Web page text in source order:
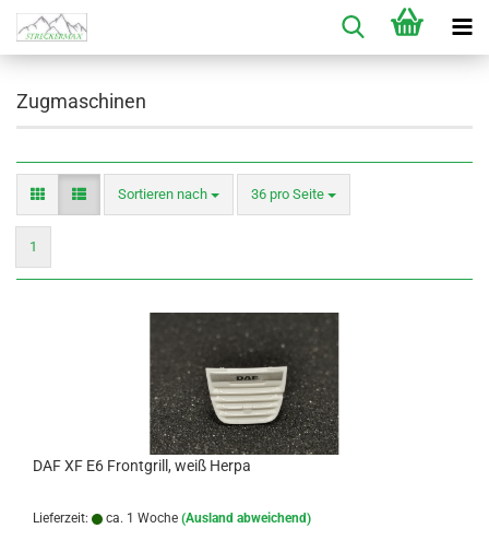
Zugmaschinen
Sortieren nach
Sortieren nach 36 pro Seite
pro Seite
1
DAF XF E6 Frontgrill, weiß Herpa
Lieferzeit: ca. 1 Woche (Ausland abweichend)